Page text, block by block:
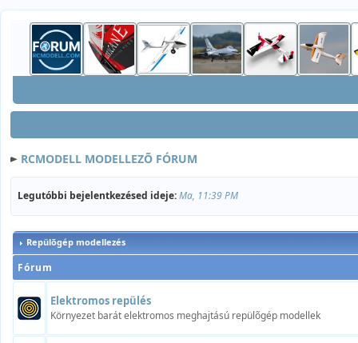
RCMODELL MODELLEZÕ FÓRUM
Legutóbbi bejelentkezésed ideje:Ma, 11:39 PM
Repülõgép modellezés
Fórum
Elektromos repülés
Környezet barát elektromos meghajtású repülõgép modellek